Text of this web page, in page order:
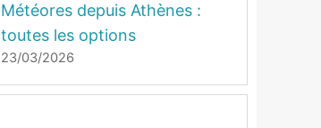
Météores depuis Athènes :
toutes les options
23/03/2026